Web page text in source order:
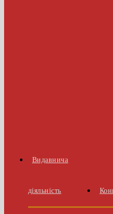
Видавнича
діяльність